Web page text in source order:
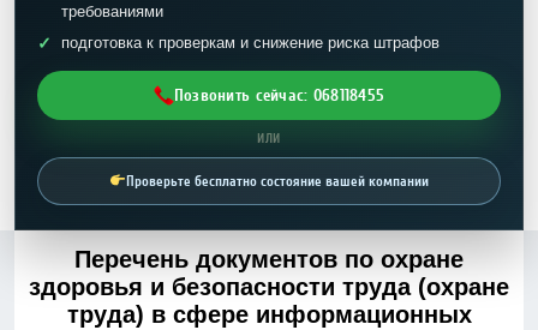
требованиями
подготовка к проверкам и снижение риска штрафов
Позвонить сейчас: 068118455
ИЛИ
Проверьте бесплатно состояние вашей компании
Перечень документов по охране
здоровья и безопасности труда (охране
труда) в сфере информационных